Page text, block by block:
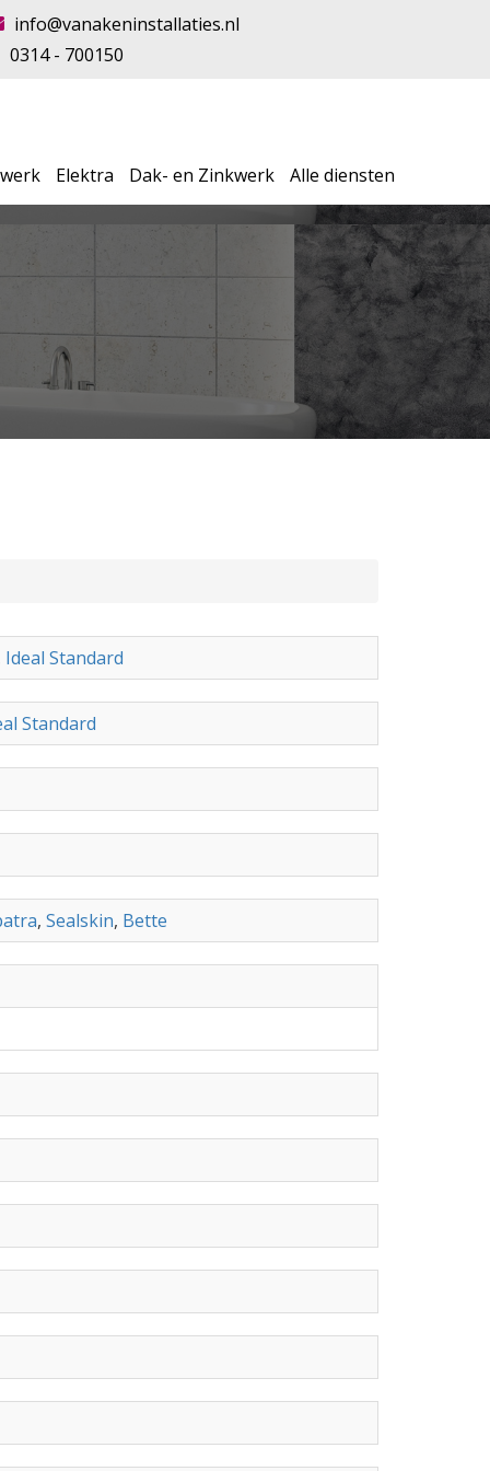
info@vanakeninstallaties.nl
0314 - 700150
Elektra Dak- en Zinkwerk Alle diensten
Ideal Standard
Standard
, Sealskin, Bette